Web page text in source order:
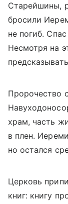
Старейшины,
бросили
не погиб.
Несмотря на
Пророчество
храм, часть
в плен.
но остался
Церковь
книг: книгу